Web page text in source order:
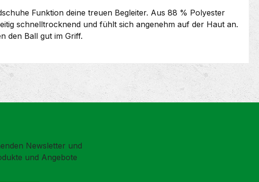
Funktion deine treuen Begleiter. Aus 88 % Polyester
schnelltrocknend und fühlt sich angenehm auf der Haut an.
den Ball gut im Griff.
Newsletter und
und Angebote